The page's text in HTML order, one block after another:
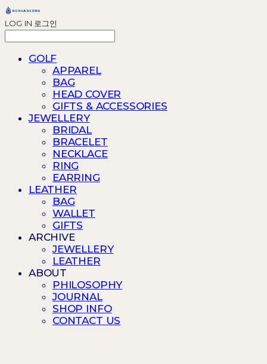
LOG IN 로그인
GOLF
APPAREL
BAG
HEAD COVER
GIFTS & ACCESSORIES
JEWELLERY
BRIDAL
BRACELET
NECKLACE
RING
EARRING
LEATHER
BAG
WALLET
GIFTS
ARCHIVE
JEWELLERY
LEATHER
ABOUT
PHILOSOPHY
JOURNAL
SHOP INFO
CONTACT US